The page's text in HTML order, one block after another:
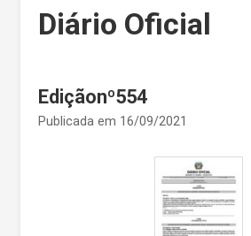
Diário Oficial
Ediçãonº554
Publicada em 16/09/2021